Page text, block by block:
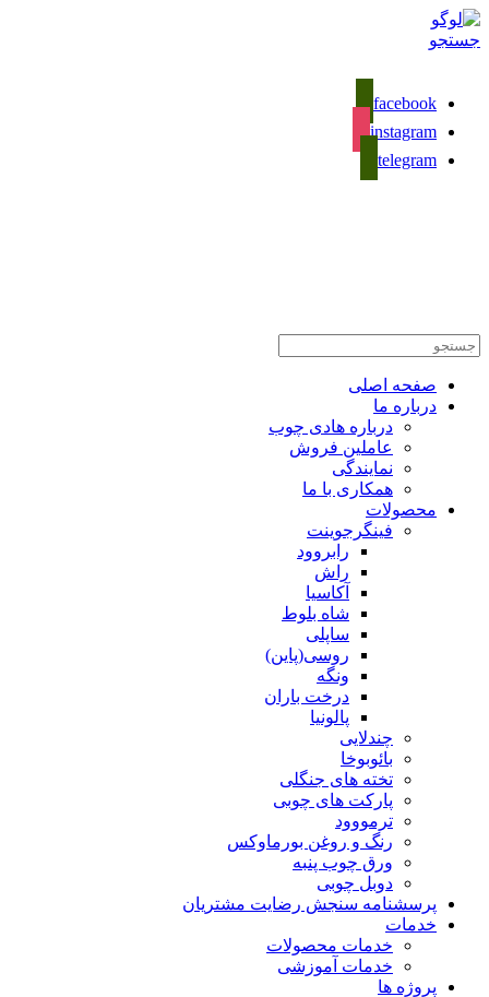
جستجو
facebook
instagram
telegram
صفحه اصلی
درباره ما
درباره هادی چوب
عاملین فروش
نمایندگی
همکاری با ما
محصولات
فینگرجوینت
رابروود
راش
آکاسیا
شاه بلوط
ساپلی
روسی(پاین)
ونگه
درخت باران
پالونیا
چندلایی
بائوبوخا
تخته های جنگلی
پارکت های چوبی
ترمووود
رنگ و روغن بورماوکس
ورق چوب پنبه
دوبل چوبی
پرسشنامه سنجش رضایت مشتریان
خدمات
خدمات محصولات
خدمات آموزشی
پروژه ها